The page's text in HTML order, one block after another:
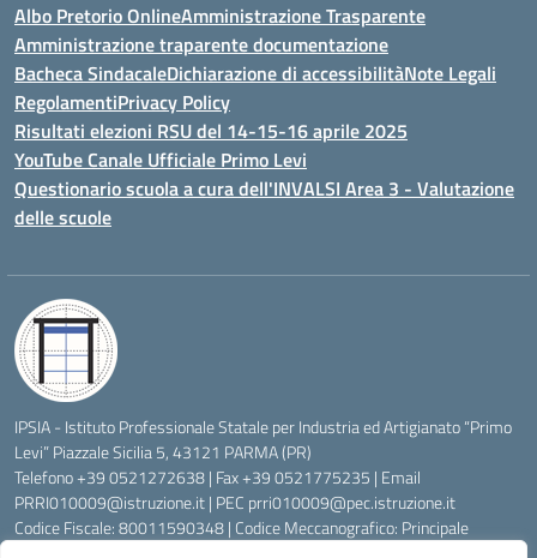
Albo Pretorio OnlineAmministrazione Trasparente
Amministrazione traparente documentazione
Bacheca SindacaleDichiarazione di accessibilitàNote Legali
RegolamentiPrivacy Policy
Risultati elezioni RSU del 14-15-16 aprile 2025
YouTube Canale Ufficiale Primo Levi
Questionario scuola a cura dell'INVALSI Area 3 - Valutazione
delle scuole
IPSIA - Istituto Professionale Statale per Industria ed Artigianato “Primo
Levi” Piazzale Sicilia 5, 43121 PARMA (PR)
Telefono +39 0521272638 | Fax +39 0521775235 | Email
PRRI010009@istruzione.it| PEC prri010009@pec.istruzione.it
Codice Fiscale: 80011590348 | Codice Meccanografico: Principale